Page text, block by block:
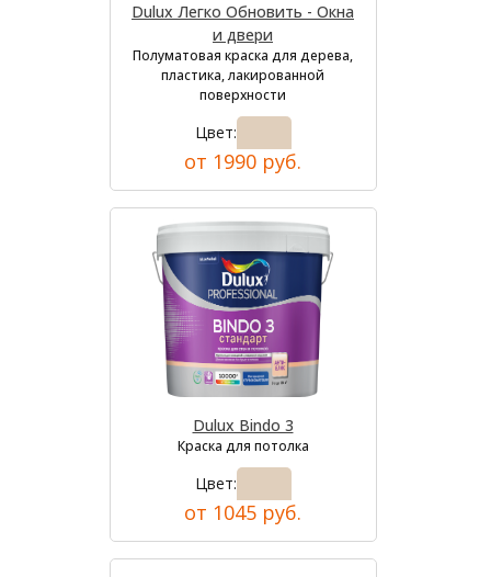
Dulux Легко Обновить - Окна
и двери
Полуматовая краска для дерева,
пластика, лакированной
поверхности
Цвет:
от 1990 руб.
Dulux Bindo 3
Краска для потолка
Цвет:
от 1045 руб.